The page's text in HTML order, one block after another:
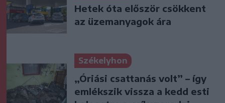
Hetek óta először csökkent
az üzemanyagok ára
Székelyhon
„Óriási csattanás volt” – így
emlékszik vissza a kedd esti